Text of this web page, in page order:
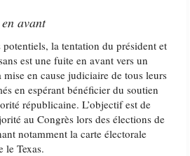
avant
la tentation du président et
est une fuite en avant vers un
en cause judiciaire de tous leurs
en espérant bénéficier du soutien
républicaine. L’objectif est de
au Congrès lors des élections de
notamment la carte électorale
le Texas.